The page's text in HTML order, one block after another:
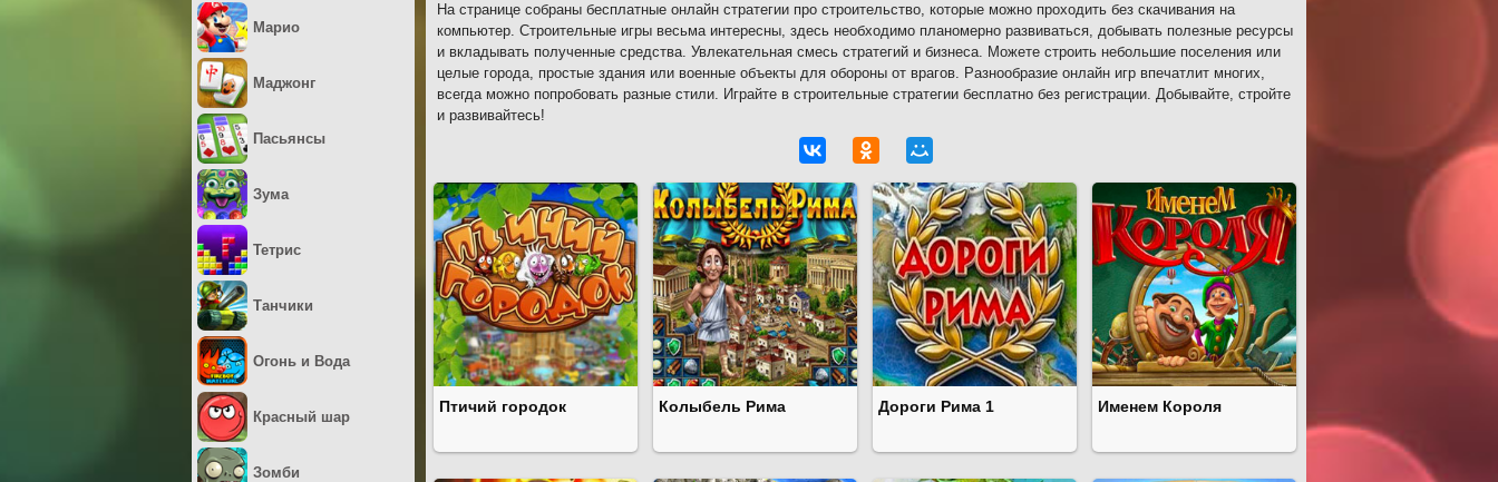
На странице собраны бесплатные онлайн стратегии про строительство, которые можно проходить без скачивания на
компьютер. Строительные игры весьма интересны, здесь необходимо планомерно развиваться, добывать полезные ресурсы
и вкладывать полученные средства. Увлекательная смесь стратегий и бизнеса. Можете строить небольшие поселения или
целые города, простые здания или военные объекты для обороны от врагов. Разнообразие онлайн игр впечатлит многих,
всегда можно попробовать разные стили. Играйте в строительные стратегии бесплатно без регистрации. Добывайте, стройте
и развивайтесь!
Птичий городок Колыбель Рима Дороги Рима 1 Именем Короля
Марио
Маджонг
Пасьянсы
Зума
Тетрис
Танчики
Огонь и Вода
Красный шар
Зомби